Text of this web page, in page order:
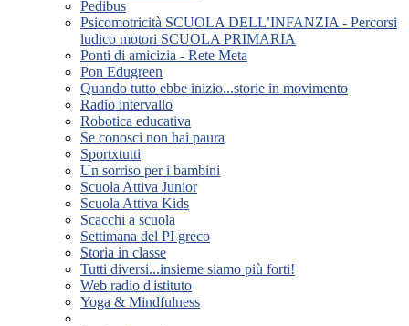
Pedibus
Psicomotricità SCUOLA DELL’INFANZIA - Percorsi
ludico motori SCUOLA PRIMARIA
Ponti di amicizia - Rete Meta
Pon Edugreen
Quando tutto ebbe inizio...storie in movimento
Radio intervallo
Robotica educativa
Se conosci non hai paura
Sportxtutti
Un sorriso per i bambini
Scuola Attiva Junior
Scuola Attiva Kids
Scacchi a scuola
Settimana del PI greco
Storia in classe
Tutti diversi...insieme siamo più forti!
Web radio d'istituto
Yoga & Mindfulness